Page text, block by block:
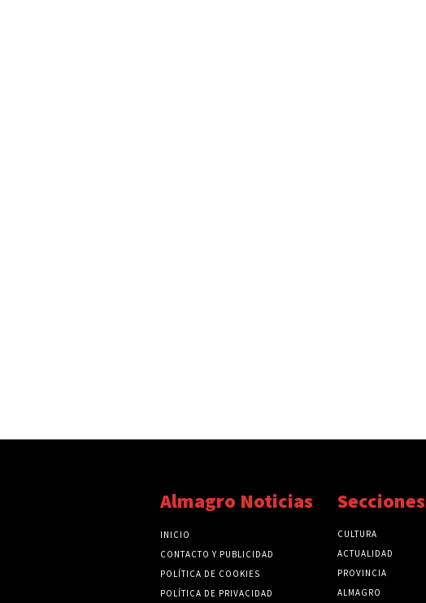
Almagro Noticias
INICIO
CONTACTO Y PUBLICIDAD
POLÍTICA DE COOKIES
POLÍTICA DE PRIVACIDAD
Secciones
CULTURA
ACTUALIDAD
PROVINCIA
ALMAGRO